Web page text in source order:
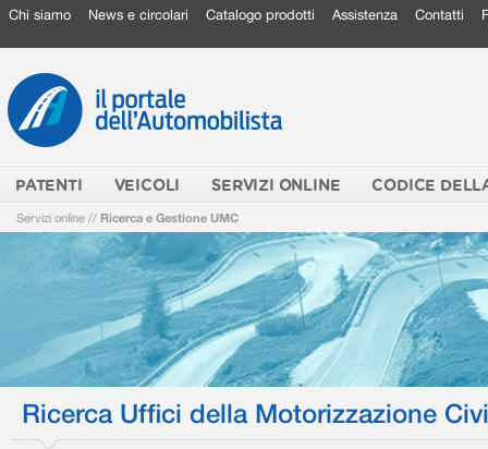
Chi siamo News e circolari Catalogo prodotti Assistenza Contatti
PATENTI VEICOLI SERVIZI ONLINE CODICE
Servizi online // Ricerca e Gestione UMC
Ricerca Uffici della Motorizzazione